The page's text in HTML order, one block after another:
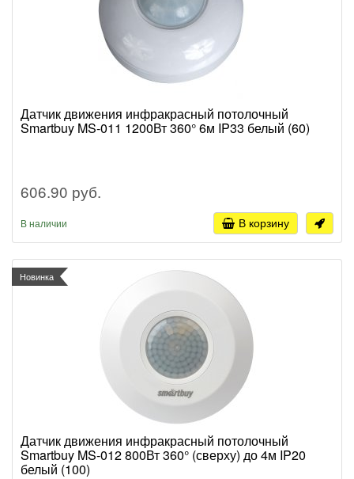
Датчик движения инфракрасный потолочный
Smartbuy MS-011 1200Вт 360° 6м IP33 белый (60)
606.90 руб.
В наличии В корзину
Новинка
Датчик движения инфракрасный потолочный
Smartbuy MS-012 800Вт 360° (сверху) до 4м IP20
белый (100)